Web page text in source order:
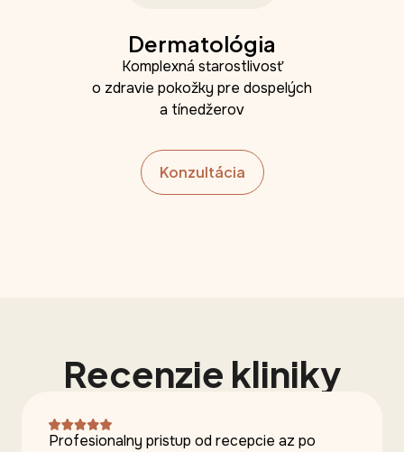
Dermatológia
Komplexná starostlivosť
o zdravie pokožky pre dospelých
a tínedžerov
Konzultácia
Recenzie kliniky
Profesionalny pristup od recepcie az po